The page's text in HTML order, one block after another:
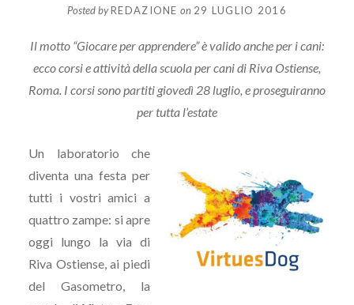
Posted byREDAZIONE on 29 LUGLIO 2016
Il motto “Giocare per apprendere” è valido anche per i cani:
ecco corsi e attività della scuola per cani di Riva Ostiense,
Roma. I corsi sono partiti giovedì 28 luglio, e proseguiranno
per tutta l’estate
Un laboratorio che
diventa una festa per
tutti i vostri amici a
quattro zampe: si apre
oggi lungo la via di
Riva Ostiense, ai piedi
del Gasometro, la